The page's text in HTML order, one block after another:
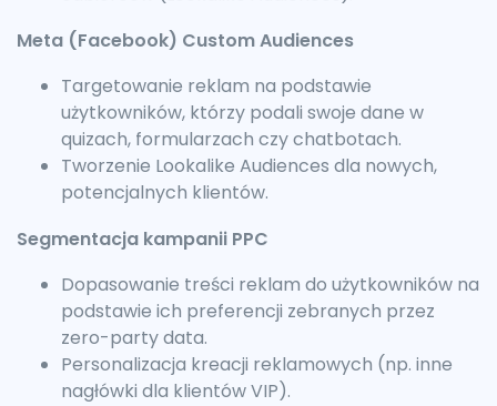
Meta (Facebook) Custom Audiences
Targetowanie reklam na podstawie
użytkowników, którzy podali swoje dane w
quizach, formularzach czy chatbotach.
Tworzenie Lookalike Audiences dla nowych,
potencjalnych klientów.
Segmentacja kampanii PPC
Dopasowanie treści reklam do użytkowników na
podstawie ich preferencji zebranych przez
zero-party data.
Personalizacja kreacji reklamowych (np. inne
nagłówki dla klientów VIP).